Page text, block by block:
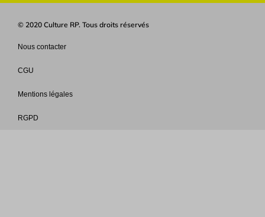
© 2020 Culture RP. Tous droits réservés
Nous contacter
CGU
Mentions légales
RGPD